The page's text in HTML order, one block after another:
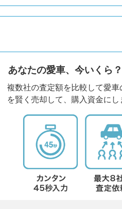
あなたの愛車、今いくら？
複数社の査定額を比較して愛
を賢く売却して、購入資金にし